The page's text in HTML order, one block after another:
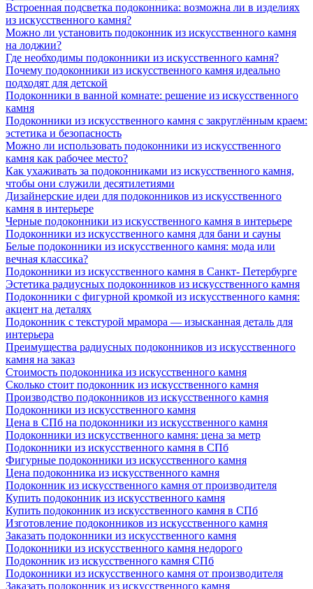
Встроенная подсветка подоконника: возможна ли в изделиях
из искусственного камня?
Можно ли установить подоконник из искусственного камня
на лоджии?
Где необходимы подоконники из искусственного камня?
Почему подоконники из искусственного камня идеально
подходят для детской
Подоконники в ванной комнате: решение из искусственного
камня
Подоконники из искусственного камня с закруглённым краем:
эстетика и безопасность
Можно ли использовать подоконники из искусственного
камня как рабочее место?
Как ухаживать за подоконниками из искусственного камня,
чтобы они служили десятилетиями
Дизайнерские идеи для подоконников из искусственного
камня в интерьере
Черные подоконники из искусственного камня в интерьере
Подоконники из искусственного камня для бани и сауны
Белые подоконники из искусственного камня: мода или
вечная классика?
Подоконники из искусственного камня в Санкт- Петербурге
Эстетика радиусных подоконников из искусственного камня
Подоконники с фигурной кромкой из искусственного камня:
акцент на деталях
Подоконник с текстурой мрамора — изысканная деталь для
интерьера
Преимущества радиусных подоконников из искусственного
камня на заказ
Стоимость подоконника из искусственного камня
Сколько стоит подоконник из искусственного камня
Производство подоконников из искусственного камня
Подоконники из искусственного камня
Цена в СПб на подоконники из искусственного камня
Подоконники из искусственного камня: цена за метр
Подоконники из искусственного камня в СПб
Фигурные подоконники из искусственного камня
Цена подоконника из искусственного камня
Подоконник из искусственного камня от производителя
Купить подоконник из искусственного камня
Купить подоконник из искусственного камня в СПб
Изготовление подоконников из искусственного камня
Заказать подоконники из искусственного камня
Подоконники из искусственного камня недорого
Подоконник из искусственного камня СПб
Подоконники из искусственного камня от производителя
Заказать подоконник из искусственного камня